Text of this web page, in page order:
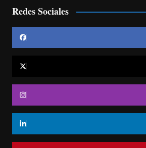
Redes Sociales